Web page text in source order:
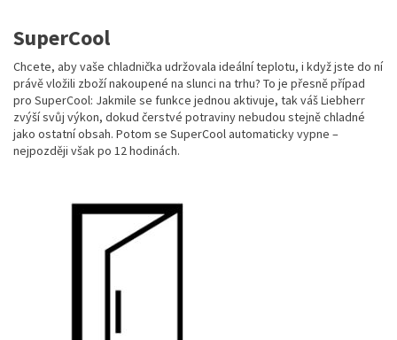
SuperCool
Chcete, aby vaše chladnička udržovala ideální teplotu, i když jste do ní
právě vložili zboží nakoupené na slunci na trhu? To je přesně případ
pro SuperCool: Jakmile se funkce jednou aktivuje, tak váš Liebherr
zvýší svůj výkon, dokud čerstvé potraviny nebudou stejně chladné
jako ostatní obsah. Potom se SuperCool automaticky vypne –
nejpozději však po 12 hodinách.